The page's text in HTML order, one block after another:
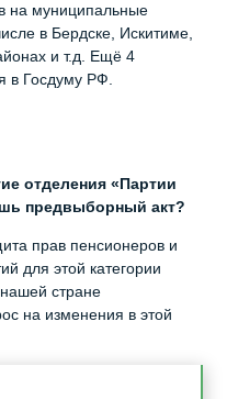
на муниципальные
в Бердске, Искитиме,
и т.д. Ещё 4
в Госдуму РФ.
отделения «Партии
предвыборный акт?
прав пенсионеров и
для этой категории
стране
на изменения в этой